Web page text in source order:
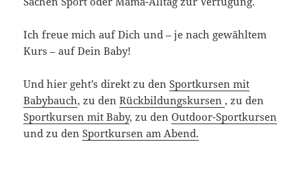
Ich freue mich auf Dich und – je nach gewähltem
Kurs – auf Dein Baby!
Und hier geht’s direkt zu denSportkursen mit
Babybauch, zu denRückbildungskursen , zu den
Sportkursen mit Baby, zu denOutdoor-Sportkursen
und zu denSportkursen am Abend.